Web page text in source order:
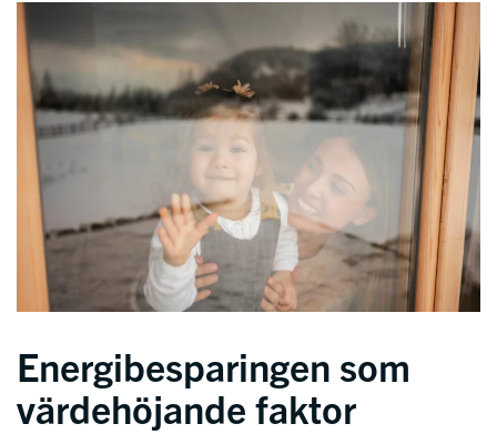
Energibesparingen som
värdehöjande faktor